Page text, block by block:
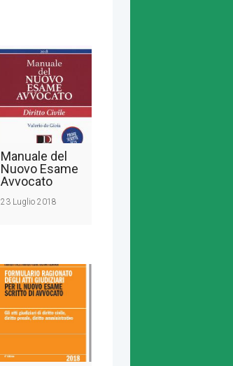
Manuale del
Nuovo Esame
Avvocato
23 Luglio 2018